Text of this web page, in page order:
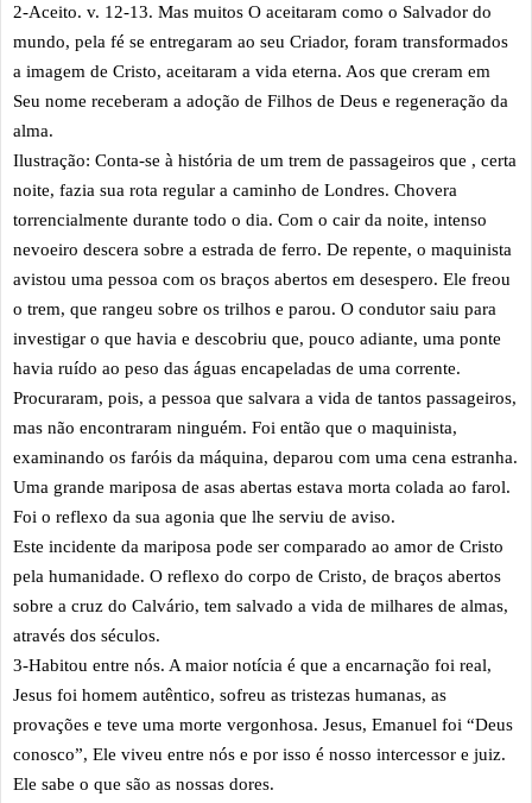
2-Aceito. v. 12-13. Mas muitos O aceitaram como o Salvador do
mundo, pela fé se entregaram ao seu Criador, foram transformados
a imagem de Cristo, aceitaram a vida eterna. Aos que creram em
Seu nome receberam a adoção de Filhos de Deus e regeneração da
alma.
Ilustração: Conta-se à história de um trem de passageiros que , certa
noite, fazia sua rota regular a caminho de Londres. Chovera
torrencialmente durante todo o dia. Com o cair da noite, intenso
nevoeiro descera sobre a estrada de ferro. De repente, o maquinista
avistou uma pessoa com os braços abertos em desespero. Ele freou
o trem, que rangeu sobre os trilhos e parou. O condutor saiu para
investigar o que havia e descobriu que, pouco adiante, uma ponte
havia ruído ao peso das águas encapeladas de uma corrente.
Procuraram, pois, a pessoa que salvara a vida de tantos passageiros,
mas não encontraram ninguém. Foi então que o maquinista,
examinando os faróis da máquina, deparou com uma cena estranha.
Uma grande mariposa de asas abertas estava morta colada ao farol.
Foi o reflexo da sua agonia que lhe serviu de aviso.
Este incidente da mariposa pode ser comparado ao amor de Cristo
pela humanidade. O reflexo do corpo de Cristo, de braços abertos
sobre a cruz do Calvário, tem salvado a vida de milhares de almas,
através dos séculos.
3-Habitou entre nós. A maior notícia é que a encarnação foi real,
Jesus foi homem autêntico, sofreu as tristezas humanas, as
provações e teve uma morte vergonhosa. Jesus, Emanuel foi “Deus
conosco”, Ele viveu entre nós e por isso é nosso intercessor e juiz.
Ele sabe o que são as nossas dores.